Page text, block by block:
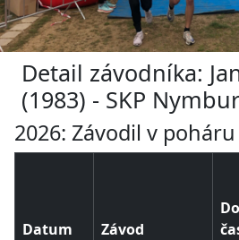
Detail závodníka:
(1983) - SKP
2026: Závodil v
Datum Závod